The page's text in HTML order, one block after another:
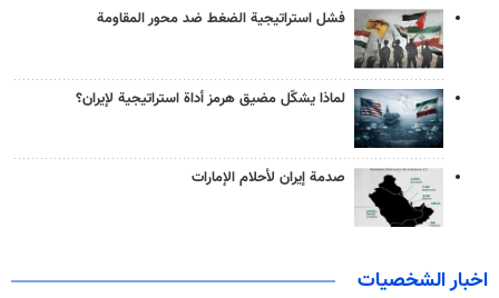
فشل استراتيجية الضغط ضد محور المقاومة
لماذا يشكّل مضيق هرمز أداة استراتيجية لإيران؟
صدمة إيران لأحلام الإمارات
اخبار الشخصيات